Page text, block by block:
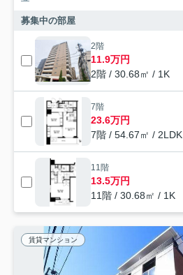
募集中の部屋
2階
11.9万円
2階 / 30.68㎡ / 1K
7階
23.6万円
7階 / 54.67㎡ / 2LDK
11階
13.5万円
11階 / 30.68㎡ / 1K
賃貸マンション